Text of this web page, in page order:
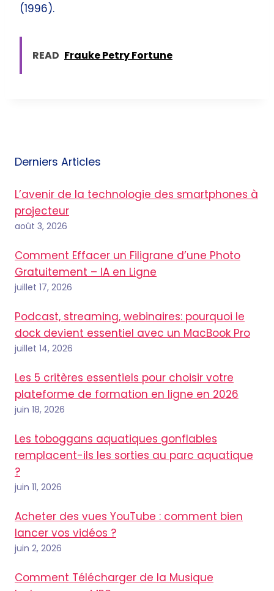
(1996).
READ Frauke Petry Fortune
Derniers Articles
L’avenir de la technologie des smartphones à
projecteur
août 3, 2026
Comment Effacer un Filigrane d’une Photo
Gratuitement – IA en Ligne
juillet 17, 2026
Podcast, streaming, webinaires: pourquoi le
dock devient essentiel avec un MacBook Pro
juillet 14, 2026
Les 5 critères essentiels pour choisir votre
plateforme de formation en ligne en 2026
juin 18, 2026
Les toboggans aquatiques gonflables
remplacent-ils les sorties au parc aquatique
?
juin 11, 2026
Acheter des vues YouTube : comment bien
lancer vos vidéos ?
juin 2, 2026
Comment Télécharger de la Musique